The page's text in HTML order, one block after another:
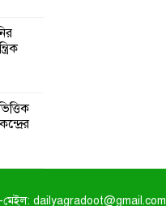
মেইল: dailyagradoot@gmail.com